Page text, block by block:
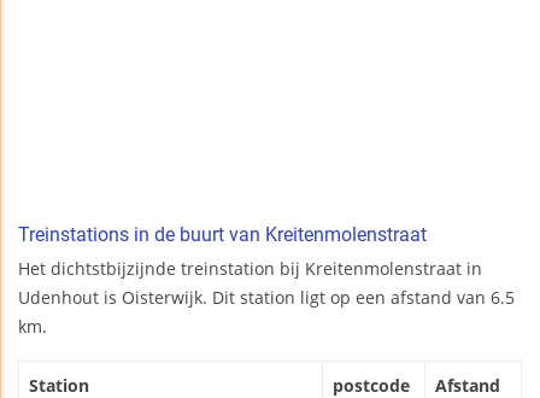
Treinstations in de buurt van Kreitenmolenstraat
Het dichtstbijzijnde treinstation bij Kreitenmolenstraat in
Udenhout is Oisterwijk. Dit station ligt op een afstand van 6.5
km.
Station postcode Afstand